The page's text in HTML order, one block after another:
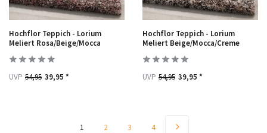
Hochflor Teppich - Lorium
Meliert Rosa/Beige/Mocca
UVP 54,95 39,95 *
Hochflor Teppich - Lorium
Meliert Beige/Mocca/Creme
UVP 54,95 39,95 *
1 2 3 4